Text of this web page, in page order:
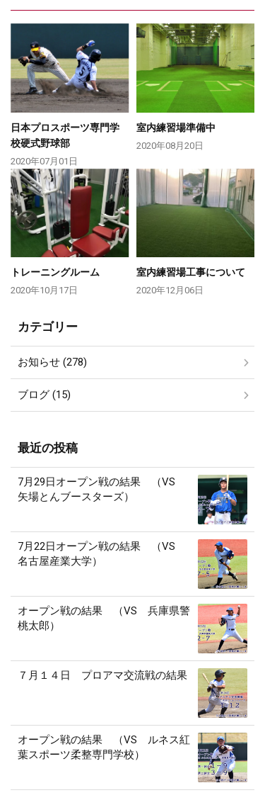
日本プロスポーツ専門学
校硬式野球部
2020年07月01日
室内練習場準備中
2020年08月20日
トレーニングルーム
2020年10月17日
室内練習場工事について
2020年12月06日
カテゴリー
お知らせ (278)
ブログ (15)
最近の投稿
7月29日オープン戦の結果 （VS
矢場とんブースターズ）
7月22日オープン戦の結果 （VS
名古屋産業大学）
オープン戦の結果 （VS 兵庫県警
桃太郎）
７月１４日 プロアマ交流戦の結果
オープン戦の結果 （VS ルネス紅
葉スポーツ柔整専門学校）